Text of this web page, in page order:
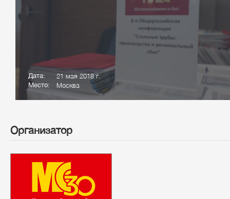
Дата: 21 мая 2018 г.
Место: Москва
Организатор